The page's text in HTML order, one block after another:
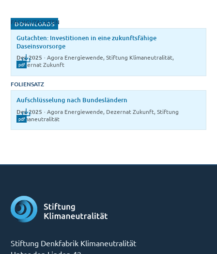
DOWNLOADS
FACHGUTACHTEN
Gutachten: Investitionen in eine zukunftsfähige
Daseinsvorsorge
Dez 2025 · Agora Energiewende, Stiftung Klimaneutralität,
Dezernat Zukunft
pdf
FOLIENSATZ
Aufschlüsselung nach Bundesländern
Dez 2025 · Agora Energiewende, Dezernat Zukunft, Stiftung
Klimaneutralität
pdf
Stiftung Denkfabrik Klimaneutralität